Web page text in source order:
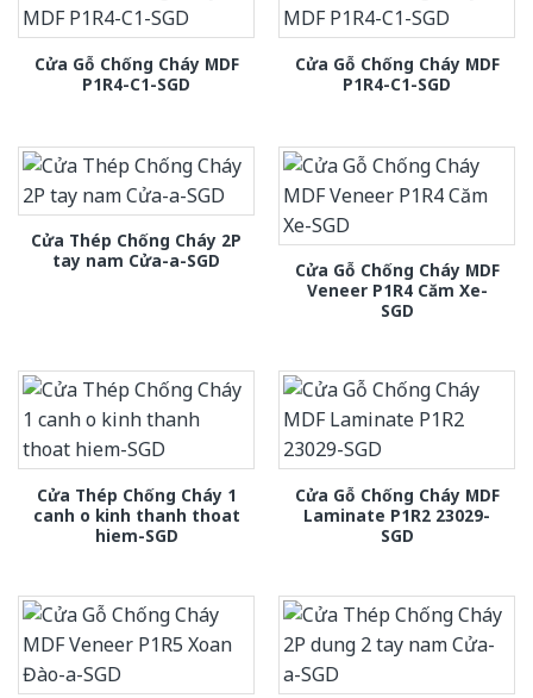
Cửa Gỗ Chống Cháy MDF
P1R4-C1-SGD
Cửa Gỗ Chống Cháy MDF
P1R4-C1-SGD
Cửa Thép Chống Cháy 2P
tay nam Cửa-a-SGD
Cửa Gỗ Chống Cháy MDF
Veneer P1R4 Căm Xe-
SGD
Cửa Thép Chống Cháy 1
canh o kinh thanh thoat
hiem-SGD
Cửa Gỗ Chống Cháy MDF
Laminate P1R2 23029-
SGD